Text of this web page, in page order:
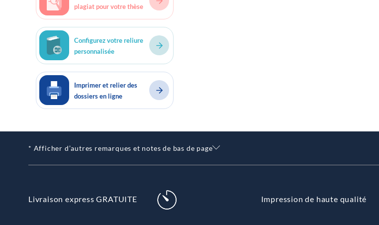
plagiat pour votre thèse
Configurez votre reliure
personnalisée
Imprimer et relier des
dossiers en ligne
* Afficher d’autres remarques et notes de bas de page
Livraison express GRATUITE Impression de haute qualité